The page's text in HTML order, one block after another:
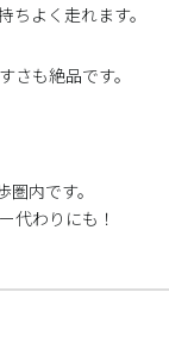
よく走れます。
さも絶品です。
内です。
代わりにも！